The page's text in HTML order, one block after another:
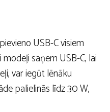
USB-C visiem
saņem USB-C, lai
var iegūt lēnāku
palielinās līdz 30 W,